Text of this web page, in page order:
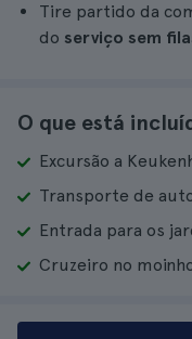
Tire partido da
do serviço sem
O que está
Excursão a
Transporte de
Entrada para os
Cruzeiro no